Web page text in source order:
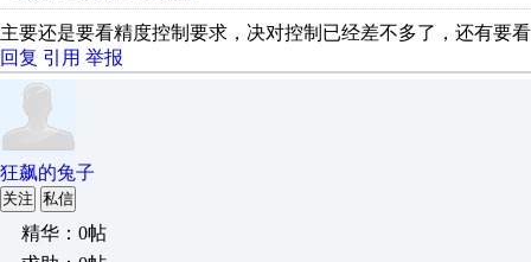
主要还是要看精度控制要求，决对控制已经差不多了，还有要
回复 引用 举报
狂飙的兔子
关注 私信
精华：0帖